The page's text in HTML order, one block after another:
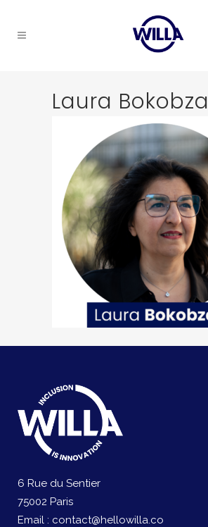
Laura Bokobza
6 Rue du Sentier
75002 Paris
Email : contact@hellowilla.co